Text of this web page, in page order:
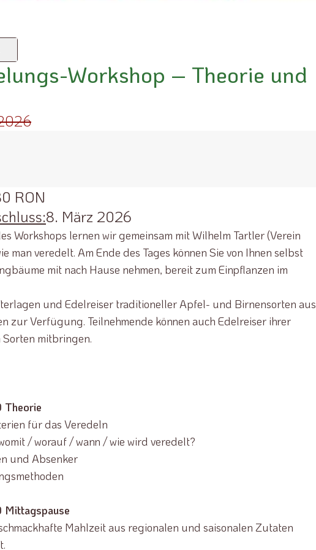
Workshop – Theorie und
RON
8. März 2026
Workshops lernen wir gemeinsam mit Wilhelm Tartler (Verein
man veredelt. Am Ende des Tages können Sie von Ihnen selbst
mit nach Hause nehmen, bereit zum Einpflanzen im
und Edelreiser traditioneller Apfel- und Birnensorten aus
zur Verfügung. Teilnehmende können auch Edelreiser ihrer
mitbringen.
Theorie
für das Veredeln
/ worauf / wann / wie wird veredelt?
und Absenker
Mittagspause
Mahlzeit aus regionalen und saisonalen Zutaten